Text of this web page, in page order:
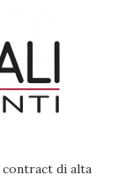
contract di alta